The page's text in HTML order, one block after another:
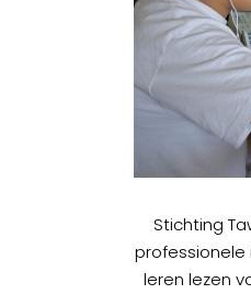
Stichting
professionele
leren lezen